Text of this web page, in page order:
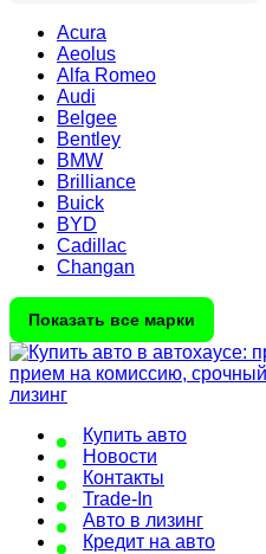
Acura
Aeolus
Alfa Romeo
Audi
Belgee
Bentley
BMW
Brilliance
Buick
BYD
Cadillac
Changan
Показать все марки
Купить авто
Новости
Контакты
Trade-In
Авто в лизинг
Кредит на авто